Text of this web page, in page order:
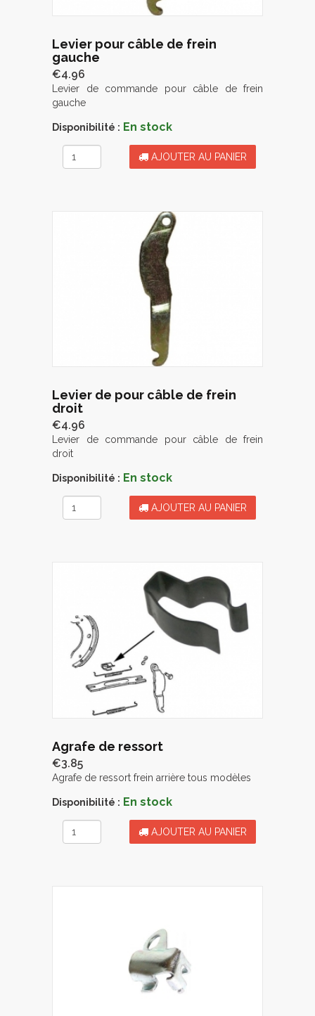
Levier pour câble de frein
gauche
€4.96
Levier de commande pour câble de frein
gauche
Disponibilité : En stock
AJOUTER AU PANIER
Levier de pour câble de frein
droit
€4.96
Levier de commande pour câble de frein
droit
Disponibilité : En stock
AJOUTER AU PANIER
Agrafe de ressort
€3.85
Agrafe de ressort frein arrière tous modèles
Disponibilité : En stock
AJOUTER AU PANIER